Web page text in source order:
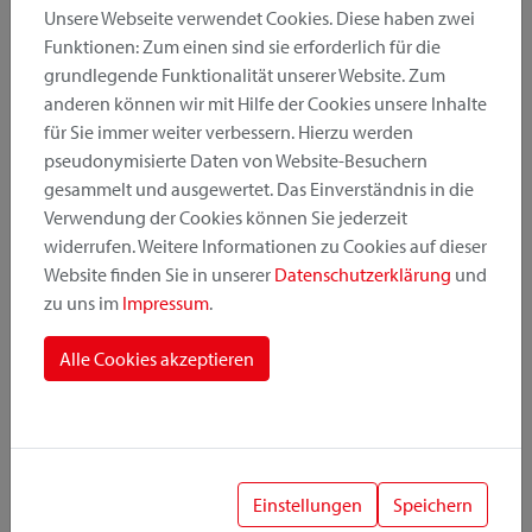
Produktkategorie
Montageposition
Befestigungssystem
Unsere Webseite verwendet Cookies. Diese haben zwei
Funktionen: Zum einen sind sie erforderlich für die
grundlegende Funktionalität unserer Website. Zum
anderen können wir mit Hilfe der Cookies unsere Inhalte
für Sie immer weiter verbessern. Hierzu werden
pseudonymisierte Daten von Website-Besuchern
gesammelt und ausgewertet. Das Einverständnis in die
Verwendung der Cookies können Sie jederzeit
widerrufen. Weitere Informationen zu Cookies auf dieser
Website finden Sie in unserer Datenschutzerklärung und
zu uns im Impressum.
Alle Cookies akzeptieren
Einstellungen Speichern